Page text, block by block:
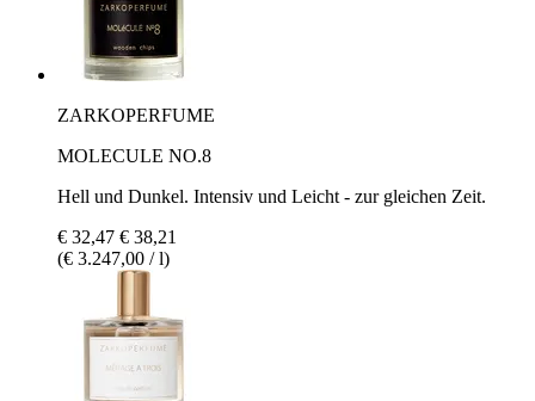
ZARKOPERFUME
MOLECULE NO.8
Hell und Dunkel. Intensiv und Leicht - zur gleichen Zeit.
€ 32,47 € 38,21
(€ 3.247,00 / l)